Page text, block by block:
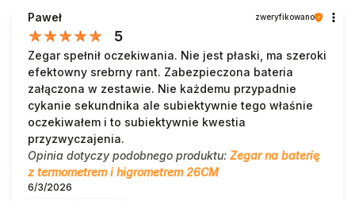
Paweł zweryfikowano
5
Zegar spełnił oczekiwania. Nie jest płaski, ma szeroki
efektowny srebrny rant. Zabezpieczona bateria
załączona w zestawie. Nie każdemu przypadnie
cykanie sekundnika ale subiektywnie tego właśnie
oczekiwałem i to subiektywnie kwestia
przyzwyczajenia.
Opinia dotyczy podobnego produktu: Zegar na baterię
z termometrem i higrometrem 26CM
6/3/2026